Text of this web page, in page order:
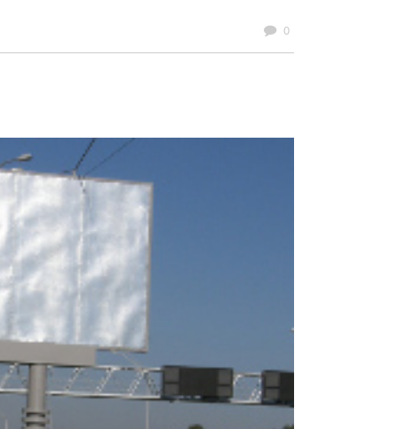
0